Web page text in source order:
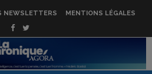
NEWSLETTERS MENTIONS LÉGALES